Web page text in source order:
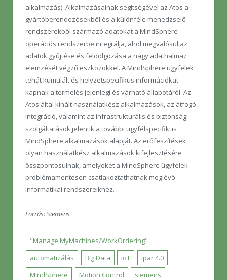
alkalmazás). Alkalmazásainak segítségével az Atos a
gyártóberendezésekből és a különféle menedzselő
rendszerekből származó adatokat a MindSphere
operációs rendszerbe integrálja, ahol megvalósul az
adatok gyűjtése és feldolgozása a nagy adathalmaz
elemzését végző eszközökkel. A MindSphere ügyfelek
tehát kumulált és helyzetspecifikus információkat
kapnak a termelés jelenlegi és várható állapotáról. Az
Atos által kínált használatkész alkalmazások, az átfogó
integráció, valamint az infrastrukturális és biztonsági
szolgáltatások jelentik a további ügyfélspecifikus
MindSphere alkalmazások alapját. Az erőfeszítések
olyan használatkész alkalmazások kifejlesztésére
összpontosulnak, amelyeket a MindSphere ügyfelek
problémamentesen csatlakoztathatnak meglévő
informatikai rendszereikhez.
Forrás: Siemens
"Manage MyMachines/WorkOrdering"
automatizálás
Big Data IoT
Ipar 4.0
MindSphere
Motion Control siemens